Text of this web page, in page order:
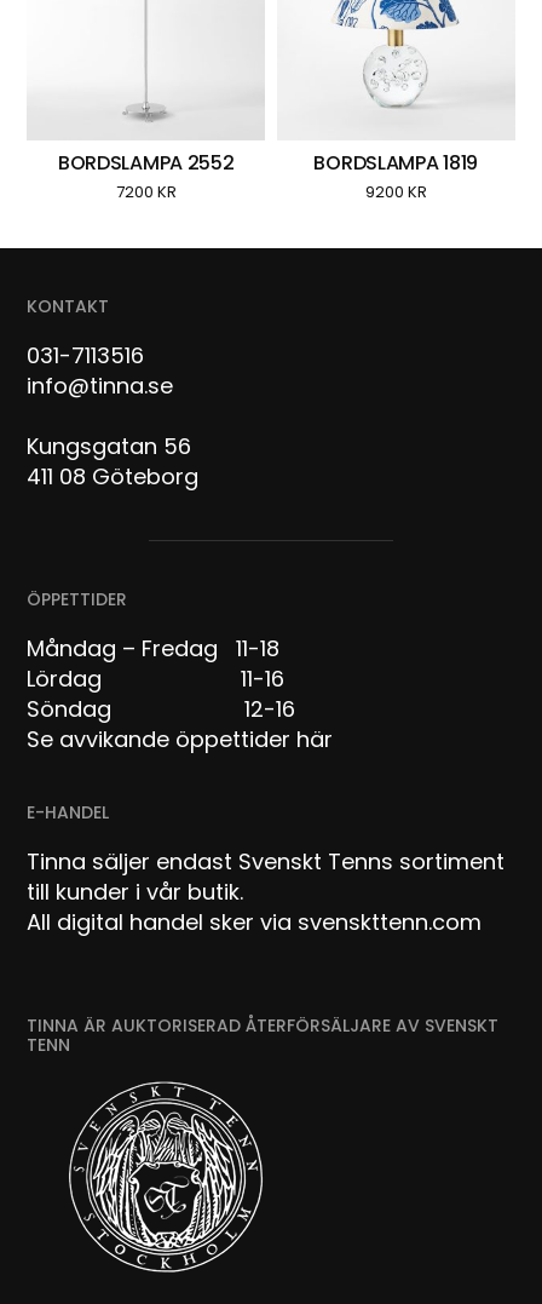
BORDSLAMPA 2552
7200 KR
BORDSLAMPA 1819
9200 KR
KONTAKT
031-7113516
info@tinna.se
Kungsgatan 56
411 08 Göteborg
ÖPPETTIDER
Måndag – Fredag 11-18
Lördag 11-16
Söndag 12-16
Se avvikande öppettider här
E-HANDEL
Tinna säljer endast Svenskt Tenns sortiment
till kunder i vår butik.
All digital handel sker via svenskttenn.com
TINNA ÄR AUKTORISERAD ÅTERFÖRSÄLJARE AV SVENSKT
TENN